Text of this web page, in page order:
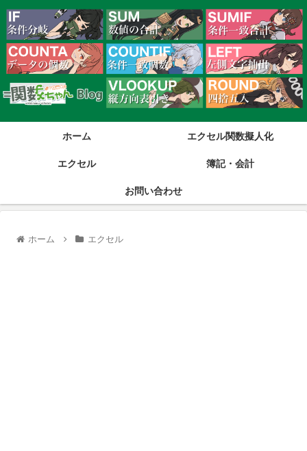
ホーム
エクセル関数擬人化
エクセル
簿記・会計
お問い合わせ
ホーム エクセル